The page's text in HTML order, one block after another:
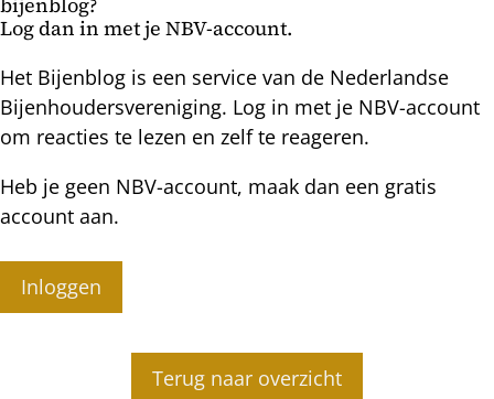
Log dan in met je NBV-account.
Het Bijenblog is een service van de Nederlandse
Bijenhoudersvereniging. Log in met je NBV-account
om reacties te lezen en zelf te reageren.
Heb je geen NBV-account, maak dan een gratis
account aan.
Inloggen
Terug naar overzicht